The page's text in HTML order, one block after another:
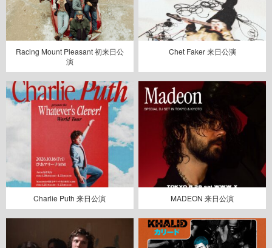
Racing Mount Pleasant 初来日公
演
Chet Faker 来日公演
Charlie Puth 来日公演 MADEON 来日公演